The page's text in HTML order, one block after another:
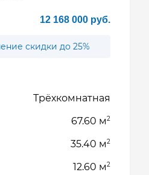
12 168 000 руб.
скидки до 25%
Трёхкомнатная
67.60 м2
35.40 м2
12.60 м2